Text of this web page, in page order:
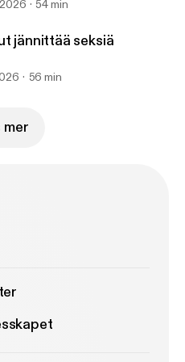
2026 54 min
jännittää seksiä
56 min
mer